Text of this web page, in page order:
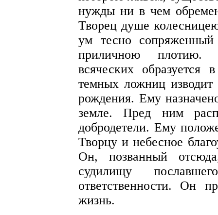
нужды ни в чем
Творец душе
ум тесно
приличною плотию.
всяческих
темных ложниц
рождения. Ему
земле. Пред ним
добродетели. Ему
Творцу и небесное
Он, позванный
судилищу
ответственности. Он
жизнь.